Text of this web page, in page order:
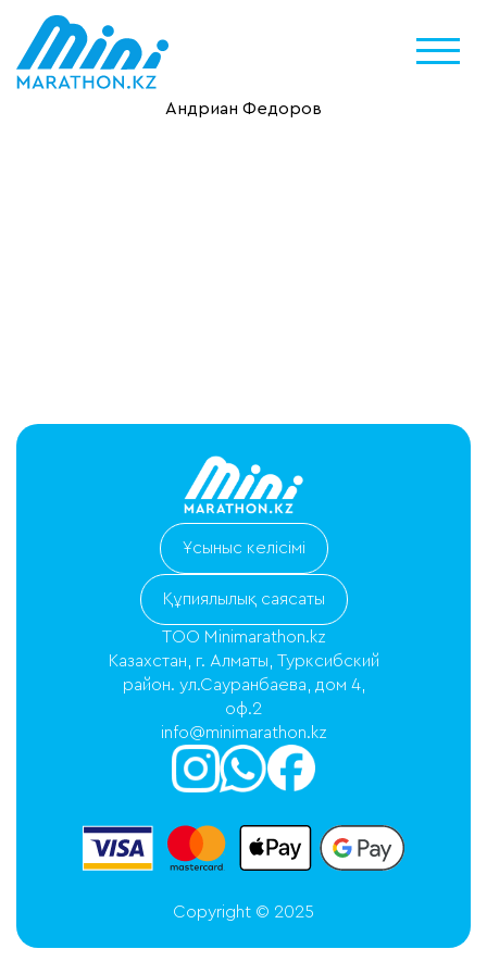
Андриан Федоров
Ұсыныс келісімі
Құпиялылық саясаты
ТОО Minimarathon.kz
Казахстан, г. Алматы, Турксибский
район. ул.Сауранбаева, дом 4,
оф.2
info@minimarathon.kz
Copyright © 2025